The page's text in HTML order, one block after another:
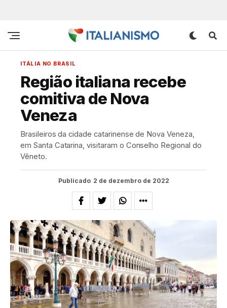
ITÁLIA NO BRASIL
Região italiana recebe
comitiva de Nova
Veneza
Brasileiros da cidade catarinense de Nova Veneza,
em Santa Catarina, visitaram o Conselho Regional do
Vêneto.
Publicado 2 de dezembro de 2022